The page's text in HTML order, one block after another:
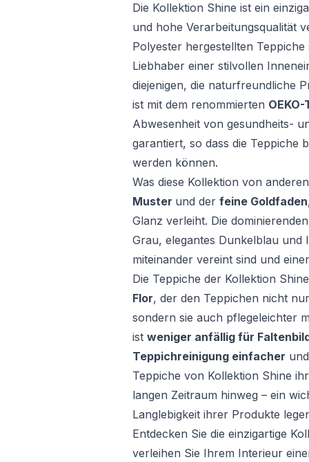
Die Kollektion Shine ist ein
und hohe Verarbeitungsqualität
Polyester hergestellten
Liebhaber einer stilvollen
diejenigen, die naturfreundliche
ist mit dem renommierten
Abwesenheit von gesundheits-
garantiert, so dass die Teppiche
werden können.
Was diese Kollektion von
Muster und der feine Goldfaden
Glanz verleiht. Die
Grau, elegantes Dunkelblau und
miteinander vereint sind und
Die Teppiche der Kollektion
Flor, der den Teppichen nicht
sondern sie auch pflegeleichter
ist weniger anfällig für
Teppichreinigung einfacher und
Teppiche von Kollektion Shine
langen Zeitraum hinweg – ein
Langlebigkeit ihrer Produkte
Entdecken Sie die einzigartige
verleihen Sie Ihrem Interieur